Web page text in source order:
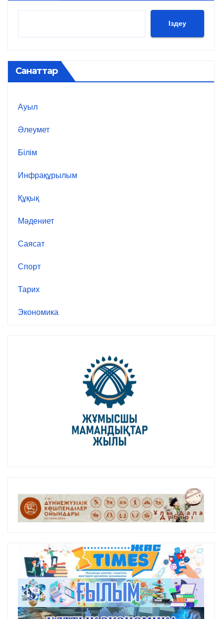
Іздеу
Санаттар
Ауыл
Әлеумет
Білім
Инфрақұрылым
Құқық
Мәдениет
Саясат
Спорт
Тарих
Экономика